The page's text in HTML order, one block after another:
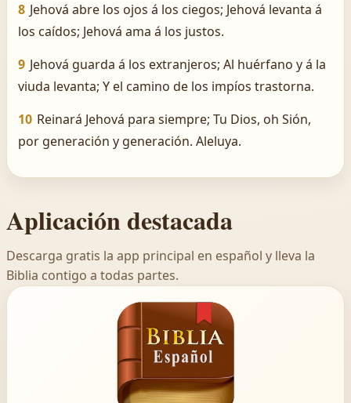
8 Jehová abre los ojos á los ciegos; Jehová levanta á
los caídos; Jehová ama á los justos.
9 Jehová guarda á los extranjeros; Al huérfano y á la
viuda levanta; Y el camino de los impíos trastorna.
10 Reinará Jehová para siempre; Tu Dios, oh Sión,
por generación y generación. Aleluya.
Aplicación destacada
Descarga gratis la app principal en español y lleva la
Biblia contigo a todas partes.